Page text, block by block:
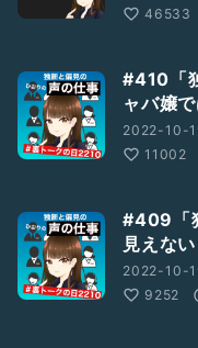
46533
#410「
ャバ嬢
2022-10-
11002
#409「
見えな
2022-10-
9252